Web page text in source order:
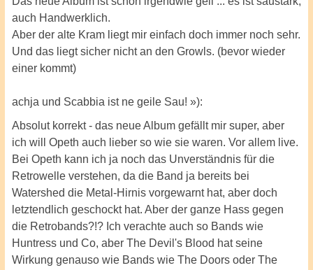
auch Handwerklich.
Aber der alte Kram liegt mir einfach doch immer noch sehr.
Und das liegt sicher nicht an den Growls. (bevor wieder
einer kommt)
achja und Scabbia ist ne geile Sau! »):
Absolut korrekt - das neue Album gefällt mir super, aber
ich will Opeth auch lieber so wie sie waren. Vor allem live.
Bei Opeth kann ich ja noch das Unverständnis für die
Retrowelle verstehen, da die Band ja bereits bei
Watershed die Metal-Hirnis vorgewarnt hat, aber doch
letztendlich geschockt hat. Aber der ganze Hass gegen
die Retrobands?!? Ich verachte auch so Bands wie
Huntress und Co, aber The Devil's Blood hat seine
Wirkung genauso wie Bands wie The Doors oder The